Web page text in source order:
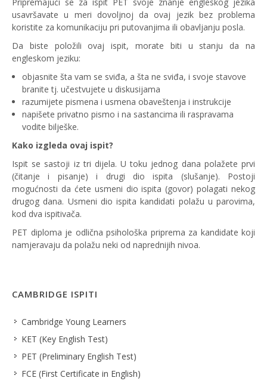
usavršavate u meri dovoljnoj da ovaj jezik bez problema
koristite za komunikaciju pri putovanjima ili obavljanju posla.
Da biste položili ovaj ispit, morate biti u stanju da na
engleskom jeziku:
objasnite šta vam se sviđa, a šta ne sviđa, i svoje stavove
branite tj. učestvujete u diskusijama
razumijete pismena i usmena obaveštenja i instrukcije
napišete privatno pismo i na sastancima ili raspravama
vodite bilješke.
Kako izgleda ovaj ispit?
Ispit se sastoji iz tri dijela. U toku jednog dana polažete prvi
(čitanje i pisanje) i drugi dio ispita (slušanje). Postoji
mogućnosti da ćete usmeni dio ispita (govor) polagati nekog
drugog dana. Usmeni dio ispita kandidati polažu u parovima,
kod dva ispitivača.
PET diploma je odlična psihološka priprema za kandidate koji
namjeravaju da polažu neki od naprednijih nivoa.
CAMBRIDGE ISPITI
Cambridge Young Learners
KET (Key English Test)
PET (Preliminary English Test)
FCE (First Certificate in English)